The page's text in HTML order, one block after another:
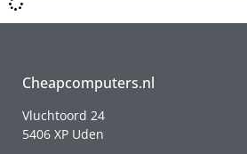
Cheapcomputers.nl
Vluchtoord 24
5406 XP Uden